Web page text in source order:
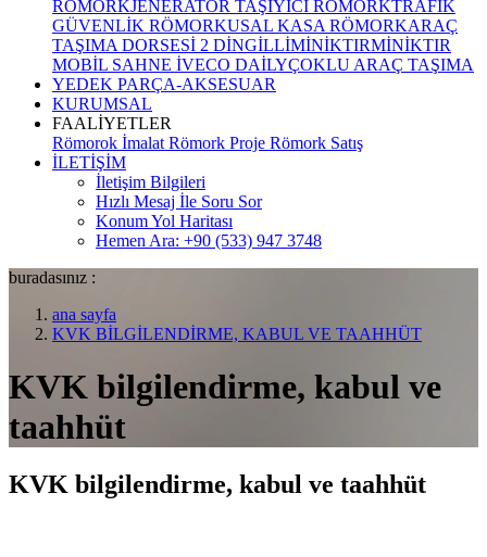
RÖMORKJENERATÖR TAŞIYICI RÖMORKTRAFİK
GÜVENLİK RÖMORKUSAL KASA RÖMORKARAÇ
TAŞIMA DORSESİ 2 DİNGİLLİMİNİKTIRMİNİKTIR
MOBİL SAHNE İVECO DAİLYÇOKLU ARAÇ TAŞIMA
YEDEK PARÇA-AKSESUAR
KURUMSAL
FAALİYETLER
Römorok İmalat Römork Proje Römork Satış
İLETİŞİM
İletişim Bilgileri
Hızlı Mesaj İle Soru Sor
Konum Yol Haritası
Hemen Ara: +90 (533) 947 3748
buradasınız :
ana sayfa
KVK BİLGİLENDİRME, KABUL VE TAAHHÜT
KVK bilgilendirme, kabul ve
taahhüt
KVK bilgilendirme, kabul ve taahhüt